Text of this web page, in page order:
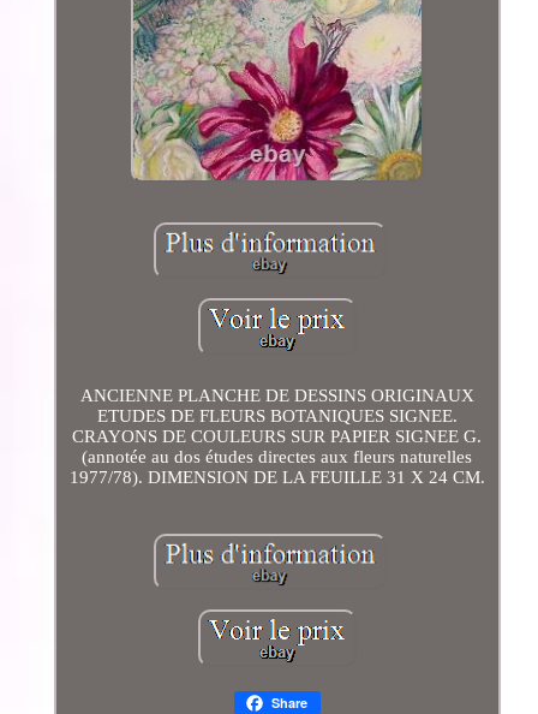
ANCIENNE PLANCHE DE DESSINS ORIGINAUX
ETUDES DE FLEURS BOTANIQUES SIGNEE.
CRAYONS DE COULEURS SUR PAPIER SIGNEE G.
(annotée au dos études directes aux fleurs naturelles
1977/78). DIMENSION DE LA FEUILLE 31 X 24 CM.
Share